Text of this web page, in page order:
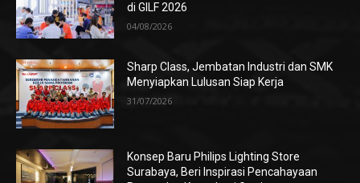
di GILF 2026
04/08/2026
Sharp Class, Jembatan Industri dan SMK
Menyiapkan Lulusan Siap Kerja
31/07/2026
Konsep Baru Philips Lighting Store
Surabaya, Beri Inspirasi Pencahayaan